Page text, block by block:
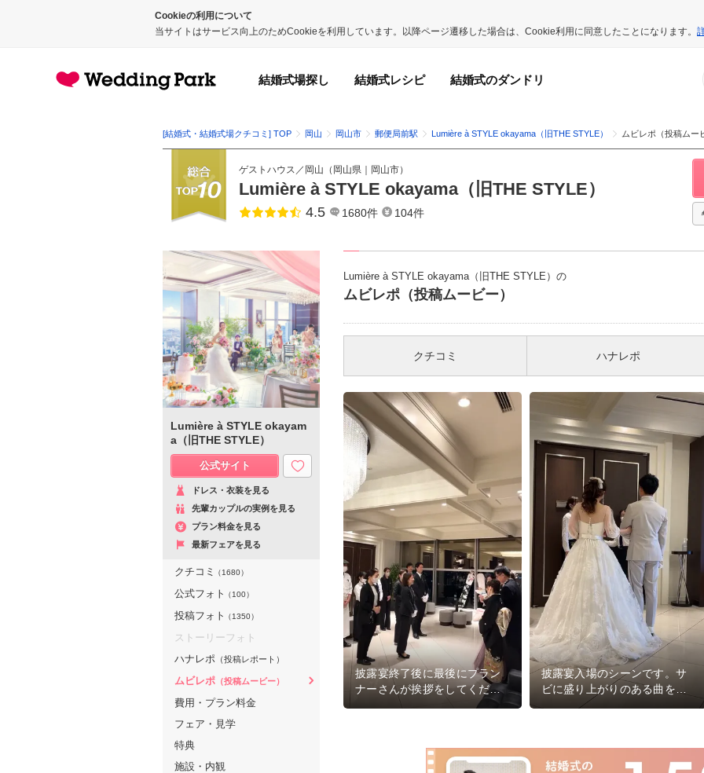
Cookieの利用について
当サイトはサービス向上のためCookieを利用しています。以降ページ遷移した場合は、Cookie利用に同意したことになります。
結婚式場探し 結婚式レシピ 結婚式のダンドリ
[結婚式・結婚式場クチコミ] TOP 岡山 岡山市 郵便局前駅 Lumière à STYLE okayama（旧THE STYLE） ムビレポ（投稿ムー
ゲストハウス ／ 岡山 （ 岡山県 岡山市）
Lumière à STYLE okayama（旧THE STYLE）
点数
4.5 1680件 104件
Lumière à STYLE okayama（旧THE STYLE）の
ムビレポ（投稿ムービー）
クチコミ ハナレポ
披露宴終了後に最後にプラン
ナーさんが挨拶をしてくださ
披露宴入場のシーンです。サ
ビに盛り上がりのある曲を選
択することで楽しく入場でき
Lumière à STYLE okayam
a（旧THE STYLE）
公式サイト
ドレス・衣装を見る
先輩カップルの実例を見る
プラン料金を見る
最新フェアを見る
クチコミ （1680）
公式フォト （100）
投稿フォト （1350）
ストーリーフォト
ハナレポ （投稿レポート）
ムビレポ （投稿ムービー）
費用・プラン料金
フェア・見学
特典
施設・内観